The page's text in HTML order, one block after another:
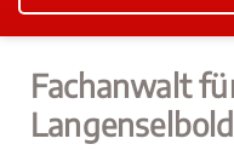
Fachanwalt
Langenselbold